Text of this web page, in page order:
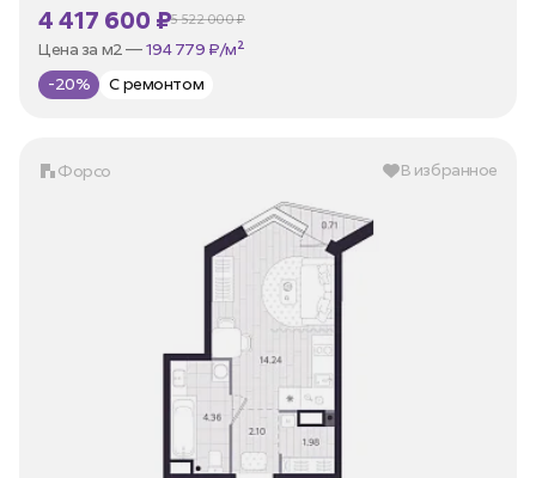
4 417 600 ₽5 522 000 ₽
В ипотеку —от 21 189 ₽/мес
Цена за м2 —
-20% С ремонтом
Форсо В избранное